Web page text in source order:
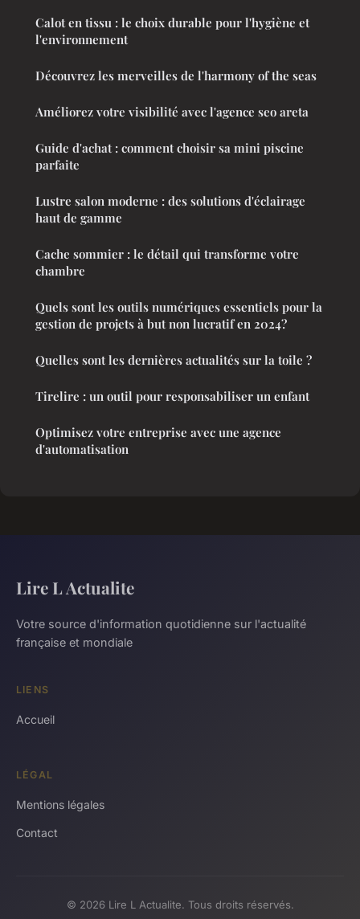
Calot en tissu : le choix durable pour l'hygiène et
l'environnement
Découvrez les merveilles de l'harmony of the seas
Améliorez votre visibilité avec l'agence seo areta
Guide d'achat : comment choisir sa mini piscine
parfaite
Lustre salon moderne : des solutions d'éclairage
haut de gamme
Cache sommier : le détail qui transforme votre
chambre
Quels sont les outils numériques essentiels pour la
gestion de projets à but non lucratif en 2024?
Quelles sont les dernières actualités sur la toile ?
Tirelire : un outil pour responsabiliser un enfant
Optimisez votre entreprise avec une agence
d'automatisation
Lire L Actualite
Votre source d'information quotidienne sur l'actualité
française et mondiale
LIENS
Accueil
LÉGAL
Mentions légales
Contact
© 2026 Lire L Actualite. Tous droits réservés.